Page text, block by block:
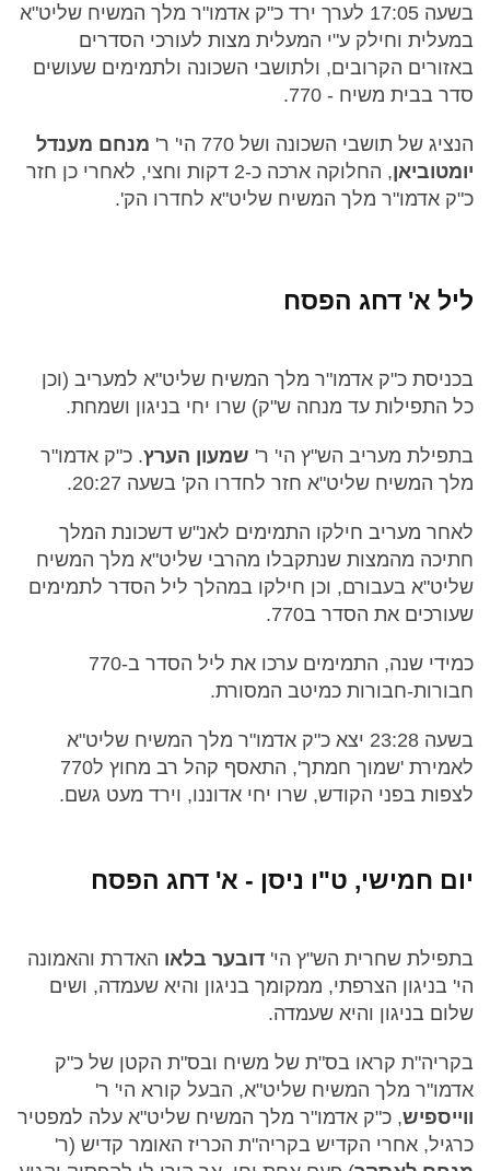
בשעה 17:05 לערך ירד כ"ק אדמו"ר מלך המשיח שליט"א
במעלית וחילק ע"י המעלית מצות לעורכי הסדרים
באזורים הקרובים, ולתושבי השכונה ולתמימים שעושים
סדר בבית משיח - 770.
הנציג של תושבי השכונה ושל 770 הי' ר'
מנחם מענדל
יומטוביאן
, החלוקה ארכה כ-2 דקות וחצי, לאחרי כן חזר
כ"ק אדמו"ר מלך המשיח שליט"א לחדרו הק'.
ליל א' דחג הפסח
בכניסת כ"ק אדמו"ר מלך המשיח שליט"א למעריב (וכן
כל התפילות עד מנחה ש"ק) שרו יחי בניגון ושמחת.
בתפילת מעריב הש"ץ הי' ר' שמעון הערץ. כ"ק אדמו"ר
מלך המשיח שליט"א חזר לחדרו הק' בשעה 20:27.
לאחר מעריב חילקו התמימים לאנ"ש דשכונת המלך
חתיכה מהמצות שנתקבלו מהרבי שליט"א מלך המשיח
שליט"א בעבורם, וכן חילקו במהלך ליל הסדר לתמימים
שעורכים את הסדר ב770.
כמידי שנה, התמימים ערכו את ליל הסדר ב-770
חבורות-חבורות כמיטב המסורת.
בשעה 23:28 יצא כ"ק אדמו"ר מלך המשיח שליט"א
לאמירת 'שמוך חמתך', התאסף קהל רב מחוץ ל770
לצפות בפני הקודש, שרו יחי אדוננו, וירד מעט גשם.
יום חמישי, ט"ו ניסן - א' דחג הפסח
בתפילת שחרית הש"ץ הי' דובער בלאו האדרת והאמונה
הי' בניגון הצרפתי, ממקומך בניגון והיא שעמדה, ושים
שלום בניגון והיא שעמדה.
בקריה"ת קראו בס"ת של משיח ובס"ת הקטן של כ"ק
אדמו"ר מלך המשיח שליט"א, הבעל קורא הי' ר'
ווייספיש, כ"ק אדמו"ר מלך המשיח שליט"א עלה למפטיר
כרגיל, אחרי הקדיש בקריה"ת הכריז האומר קדיש (ר'